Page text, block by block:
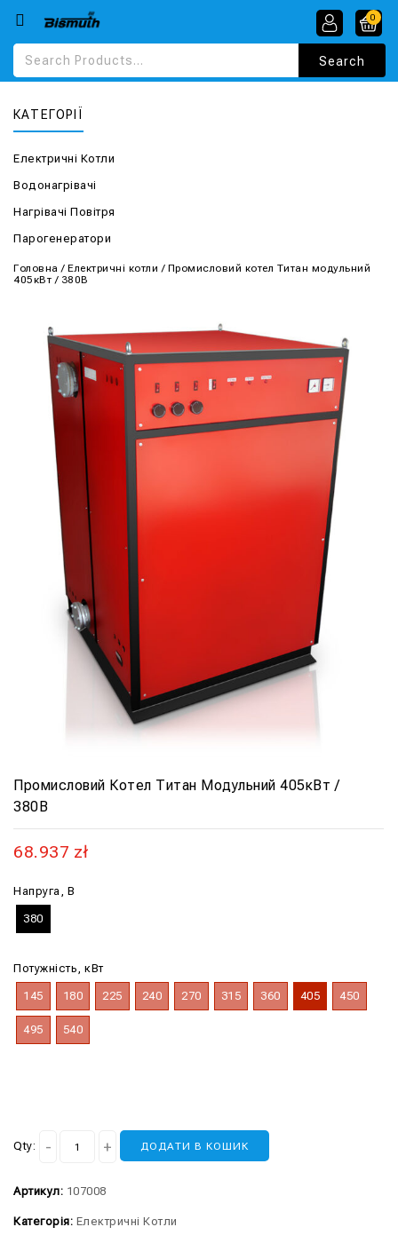
0
КАТЕГОРІЇ
Електричні Котли
Водонагрівачі
Нагрівачі Повітря
Парогенератори
Головна / Електричні котли / Промисловий котел Титан модульний
405кВт / 380В
Промисловий Котел Титан Модульний 405кВт /
380В
68.937 zł
Напруга, В
380
Потужність, кВт
145 180 225 240 270 315 360 405 450
495 540
Qty: ДОДАТИ В КОШИК
Артикул: 107008
Категорія: Електричні Котли